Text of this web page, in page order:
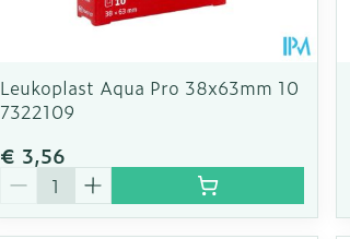
Leukoplast Aqua Pro 38x63mm 10
7322109
€ 3,56
Aantal